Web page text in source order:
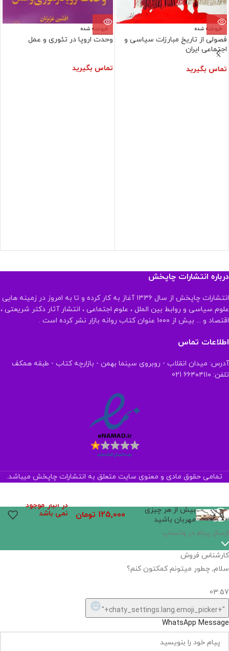
فروخته شده
فصولی از تاریخ مبارزات سیاسی و
اجتماعی ایران
تماس بگیرید
فروخته شده
وحدت اروپا در تئوری و عمل
تماس بگیرید
درباره انتشارات چاپخش
انتشارات چاپخش از سال ۱۳۳۶ آغاز به کار کرده و تا به امروز در زمینه هایی
علوم سیاسی و روابط بین الملل ، علوم اجتماعی ، انتشار آثار دکتر شریعتی ،
اقتصاد و ... بیش از ۱۰۰۰ عنوان کتاب روانه بازار نشر کرده است .
اطلاعات تماس
آدرس: میدان انقلاب - روبروی سینما بهمن - بازارچه کتاب - طبقه همکف
تلفن: ۶۶۴۰۴۱۱۰ 021
تمامی حقوق مادی و معنوی سایت متعلق به انتشارات چاپخش میباشد.
بیش از هر چیزی
مهربان باشید
125,000 تومان
در انبار موجود
نمی باشد
اگر
نیست,
شاید
بتونیم
تهیه